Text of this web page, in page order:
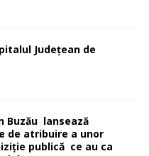
Județean de
Buzău lansează
de atribuire a unor
publică ce au ca